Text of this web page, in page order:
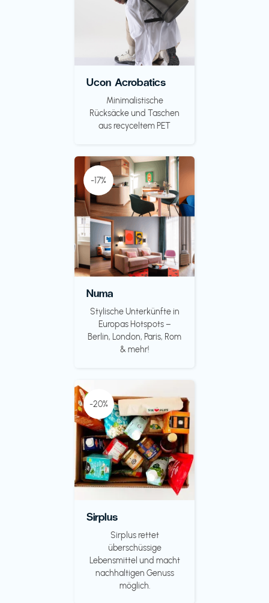
Ucon Acrobatics
Minimalistische
Rücksäcke und Taschen
aus recyceltem PET
-17%
Numa
Stylische Unterkünfte in
Europas Hotspots –
Berlin, London, Paris, Rom
& mehr!
-20%
Sirplus
Sirplus rettet
überschüssige
Lebensmittel und macht
nachhaltigen Genuss
möglich.